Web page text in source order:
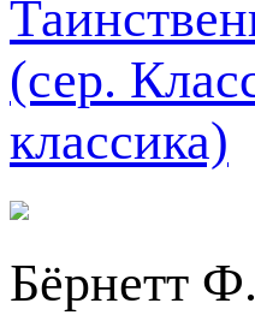
Бёрнетт Ф.